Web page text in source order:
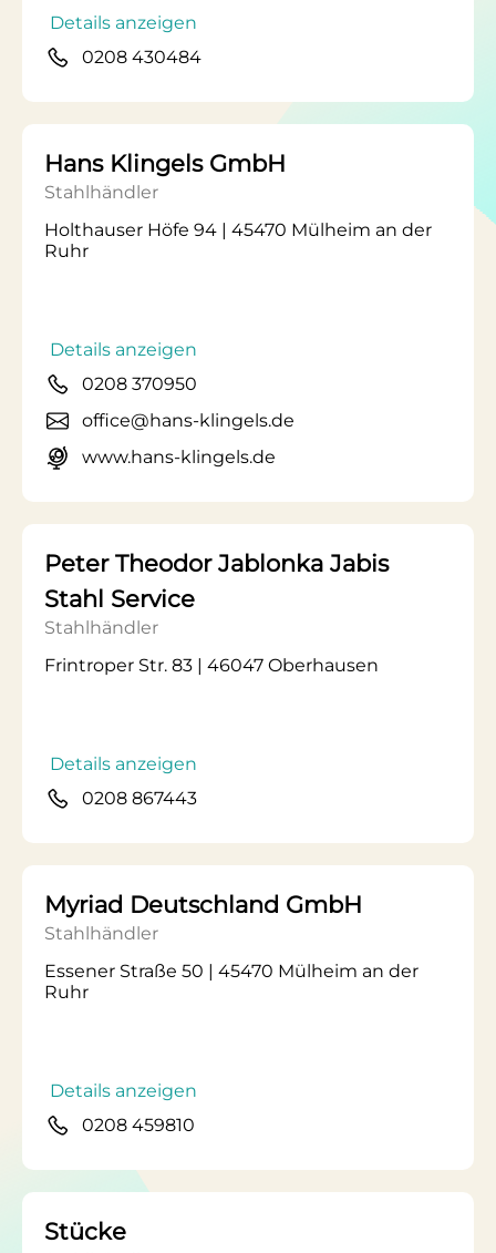
Details anzeigen
0208 430484
Hans Klingels GmbH
Stahlhändler
Holthauser Höfe 94 | 45470 Mülheim an der
Ruhr
Details anzeigen
0208 370950
office@hans-klingels.de
www.hans-klingels.de
Peter Theodor Jablonka Jabis
Stahl Service
Stahlhändler
Frintroper Str. 83 | 46047 Oberhausen
Details anzeigen
0208 867443
Myriad Deutschland GmbH
Stahlhändler
Essener Straße 50 | 45470 Mülheim an der
Ruhr
Details anzeigen
0208 459810
Stücke